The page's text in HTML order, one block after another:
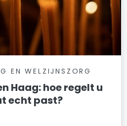
EN WELZIJNSZORG
Haag: hoe regelt u
echt past?